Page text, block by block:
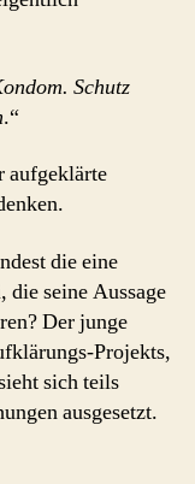
Schutz
.“
aufgeklärte
die eine
seine Aussage
Der junge
Projekts,
sich teils
ausgesetzt.